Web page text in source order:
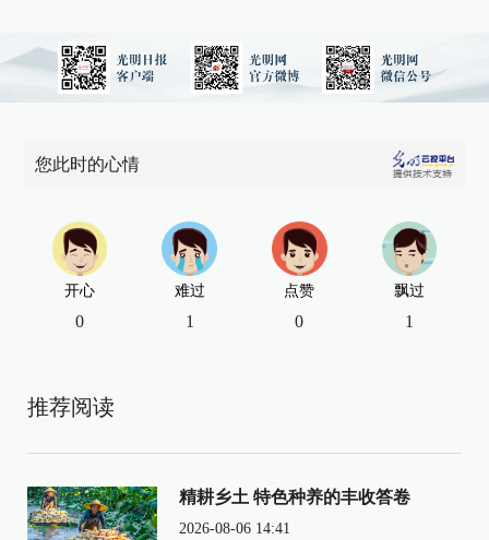
您此时的心情
开心
0
难过
1
点赞
0
飘过
1
推荐阅读
精耕乡土 特色种养的丰收答卷
2026-08-06 14:41